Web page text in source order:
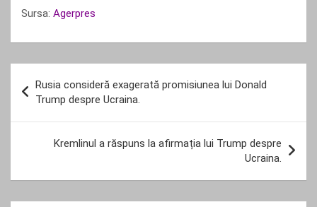
Sursa: Agerpres
în
articole
Rusia consideră exagerată promisiunea lui Donald
Trump despre Ucraina.
Kremlinul a răspuns la afirmația lui Trump despre
Ucraina.